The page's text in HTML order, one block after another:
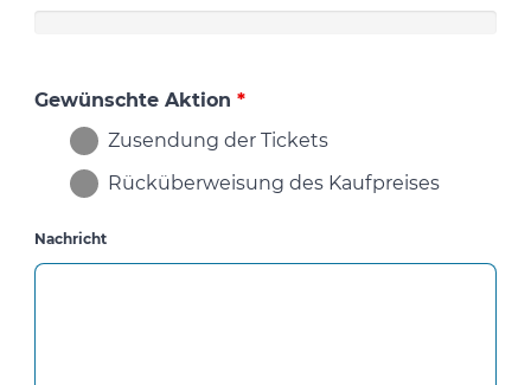
Gewünschte Aktion *
Zusendung der Tickets
Rücküberweisung des Kaufpreises
Nachricht